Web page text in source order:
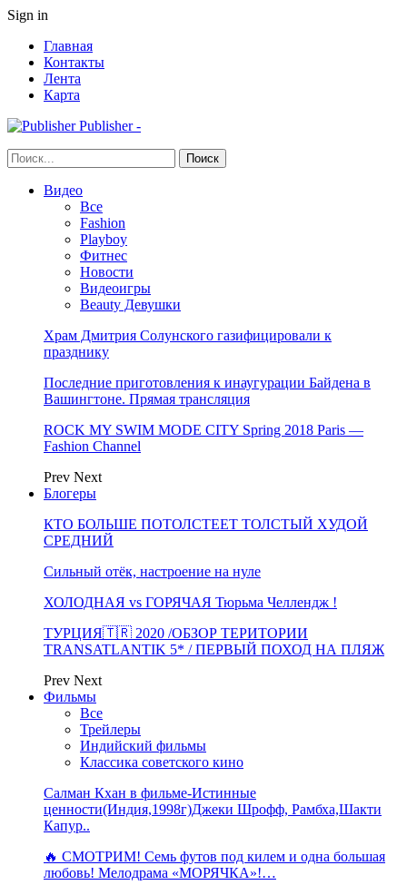
Sign in
Главная
Контакты
Лента
Карта
Publisher -
Видео
Все
Fashion
Playboy
Фитнес
Новости
Видеоигры
Beauty Девушки
Храм Дмитрия Солунского газифицировали к
празднику
Последние приготовления к инаугурации Байдена в
Вашингтоне. Прямая трансляция
ROCK MY SWIM MODE CITY Spring 2018 Paris —
Fashion Channel
Prev Next
Блогеры
КТО БОЛЬШЕ ПОТОЛСТЕЕТ ТОЛСТЫЙ ХУДОЙ
СРЕДНИЙ
Сильный отёк, настроение на нуле
ХОЛОДНАЯ vs ГОРЯЧАЯ Тюрьма Челлендж !
ТУРЦИЯ🇹🇷 2020 /ОБЗОР ТЕРИТОРИИ
TRANSATLANTIK 5* / ПЕРВЫЙ ПОХОД НА ПЛЯЖ
Prev Next
Фильмы
Все
Трейлеры
Индийский фильмы
Классика советского кино
Салман Кхан в фильме-Истинные
ценности(Индия,1998г)Джеки Шрофф, Рамбха,Шакти
Капур..
🔥 СМОТРИМ! Семь футов под килем и одна большая
любовь! Мелодрама «МОРЯЧКА»!…